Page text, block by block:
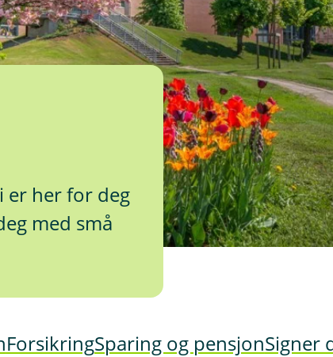
er her for deg
med små
ForsikringSparing og pensjonSigner